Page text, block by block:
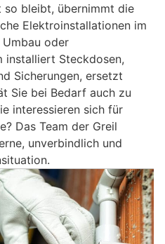
so bleibt, übernimmt die
Elektroinstallationen im
Umbau oder
installiert Steckdosen,
Sicherungen, ersetzt
Sie bei Bedarf auch zu
interessieren sich für
Das Team der Greil
unverbindlich und